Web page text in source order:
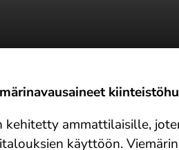
kehitetty ammattilaisille,
käyttöön.